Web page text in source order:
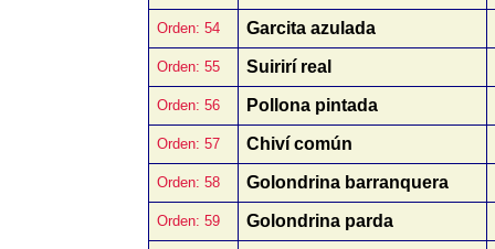
Orden: 54 Garcita azulada
Orden: 55 Suirirí real
Orden: 56 Pollona pintada
Orden: 57 Chiví común
Orden: 58 Golondrina barranquera
Orden: 59 Golondrina parda